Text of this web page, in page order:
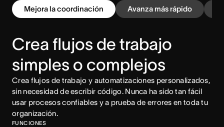
Mejora la coordinación Avanza más rápido
Crea flujos de trabajo
simples o complejos
Crea flujos de trabajo y automatizaciones personalizados,
sin necesidad de escribir código. Nunca ha sido tan fácil
usar procesos confiables y a prueba de errores en toda tu
organización.
FUNCIONESPaquetes